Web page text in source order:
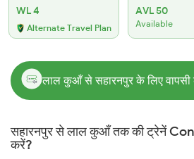
WL 4
Alternate Travel Plan
AVL 50
Available
लाल कुआँ से सहारनपुर के लिए
सहारनपुर से लाल कुआँ तक की ट्रेनें
करें?